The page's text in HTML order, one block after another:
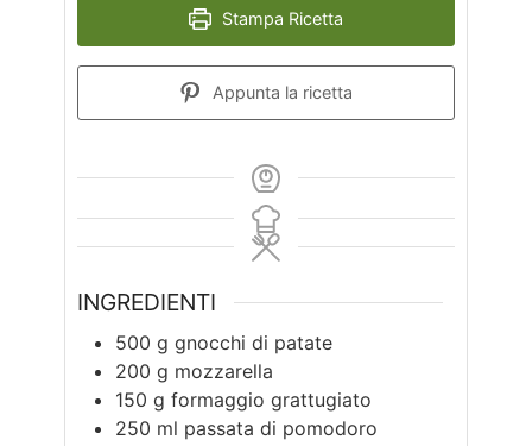
Stampa Ricetta
Appunta la ricetta
INGREDIENTI
500 g gnocchi di patate
200 g mozzarella
150 g formaggio grattugiato
250 ml passata di pomodoro